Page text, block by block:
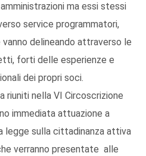
ma essi stessi
service programmatori,
delineando attraverso le
forti delle esperienze e
dei propri soci.
riuniti nella VI Circoscrizione
immediata attuazione a
legge sulla cittadinanza attiva
verranno presentate alle